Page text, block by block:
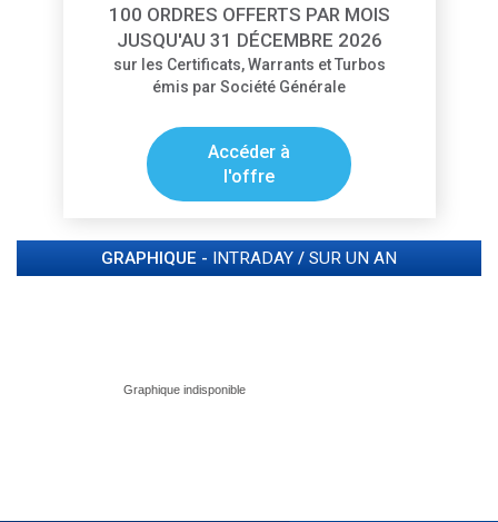
100 ORDRES OFFERTS PAR MOIS
JUSQU'AU 31 DÉCEMBRE 2026
sur les Certificats, Warrants et Turbos
émis par Société Générale
Accéder à
l'offre
GRAPHIQUE - INTRADAY / SUR UN AN